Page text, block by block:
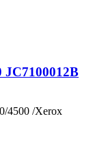
JC7100012B
4500 /Xerox